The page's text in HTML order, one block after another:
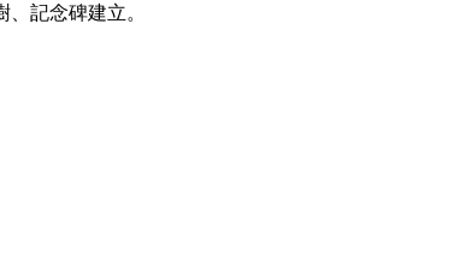
記念碑建立。